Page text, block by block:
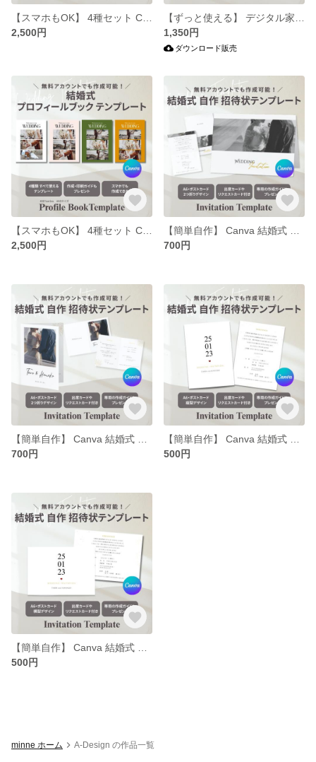
2,500円
1,350円
ダウンロード販売
2,500円
700円
700円
500円
500円
minne ホーム A-Design の作品一覧